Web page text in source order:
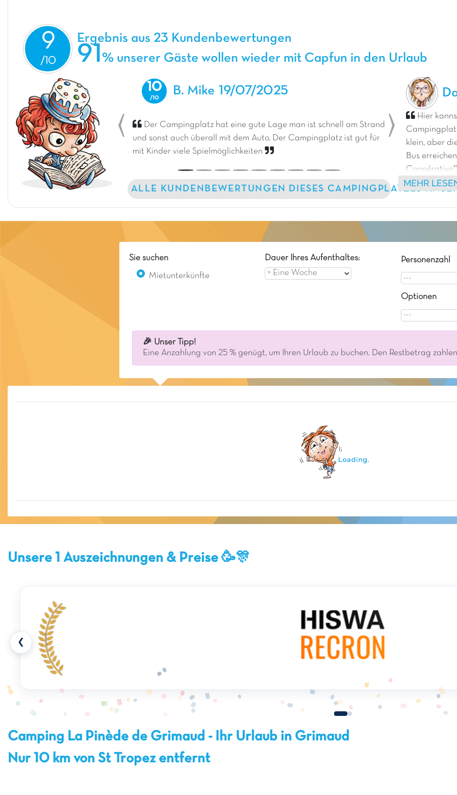
9 Ergebnis aus 23 Kundenbewertungen
91% unserer Gäste wollen wieder mit Capfun in den Urlaub
10 B. Mike 19/07/2025
Der Campingplatz hat eine gute Lage man ist schnell am Strand
und sonst auch überall mit dem Auto. Der Campingplatz ist gut für
mit Kinder viele Spielmöglichkeiten
Previous Next
ALLE KUNDENBEWERTUNGEN DIESES CAMPINGPLATZES
Hier
klein, aber
Bus
Mobilheime,
werden!
MEHR
Sie suchen
Mietunterkünfte
Dauer Ihres Aufenthaltes: Personenzahl
Optionen
🎉 Unser Tipp!
Eine Anzahlung von 25 % genügt, um Ihren Urlaub zu buchen. Den Restbetrag
Unsere 1 Auszeichnungen & Preise 🥳🎊
❮
Camping La Pinède de Grimaud - Ihr Urlaub in Grimaud
Nur 10 km von St Tropez entfernt